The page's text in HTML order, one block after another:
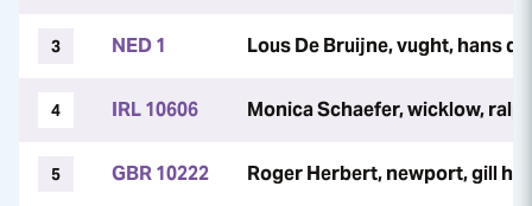
3 NED 1 Lous De Bruijne, vught, hans
4 IRL 10606 Monica Schaefer, wicklow,
5 GBR 10222 Roger Herbert, newport, gill